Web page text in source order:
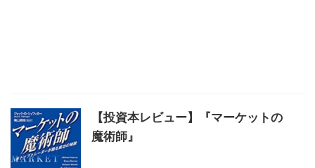
【投資本レビュー】『マーケットの
魔術師』